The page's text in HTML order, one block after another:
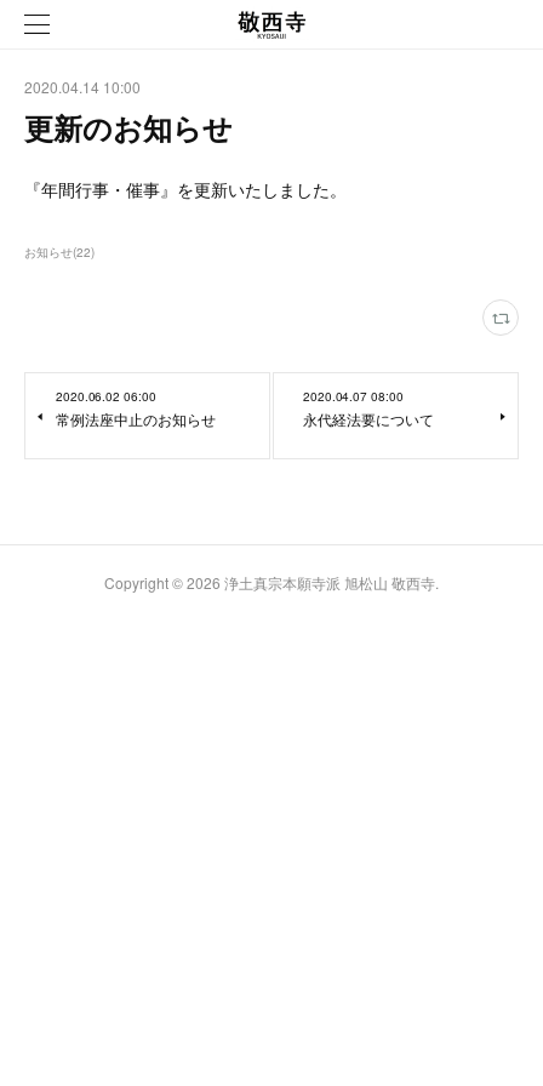
2020.04.14 10:00
更新のお知らせ
『年間行事・催事』を更新いたしました。
お知らせ(22)
2020.06.02 06:00
常例法座中止のお知らせ
2020.04.07 08:00
永代経法要について
Copyright ©2026 浄土真宗本願寺派 旭松山 敬西寺.